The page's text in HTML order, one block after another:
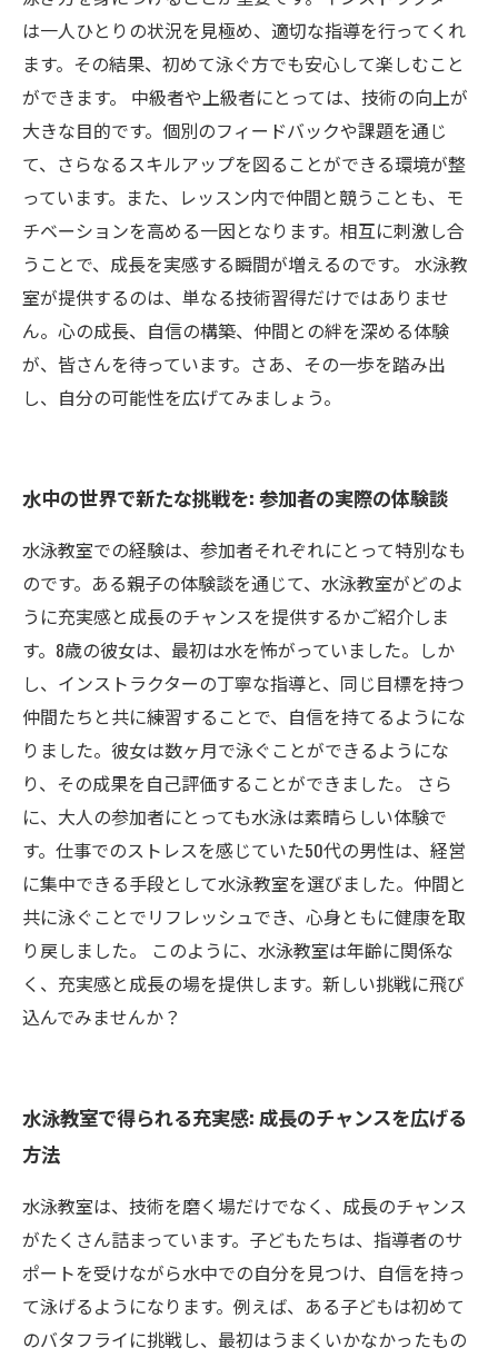
は一人ひとりの状況を見極め、適切な指導を行ってくれ
ます。その結果、初めて泳ぐ方でも安心して楽しむこと
ができます。 中級者や上級者にとっては、技術の向上が
大きな目的です。個別のフィードバックや課題を通じ
て、さらなるスキルアップを図ることができる環境が整
っています。また、レッスン内で仲間と競うことも、モ
チベーションを高める一因となります。相互に刺激し合
うことで、成長を実感する瞬間が増えるのです。 水泳教
室が提供するのは、単なる技術習得だけではありませ
ん。心の成長、自信の構築、仲間との絆を深める体験
が、皆さんを待っています。さあ、その一歩を踏み出
し、自分の可能性を広げてみましょう。
水中の世界で新たな挑戦を: 参加者の実際の体験談
水泳教室での経験は、参加者それぞれにとって特別なも
のです。ある親子の体験談を通じて、水泳教室がどのよ
うに充実感と成長のチャンスを提供するかご紹介しま
す。8歳の彼女は、最初は水を怖がっていました。しか
し、インストラクターの丁寧な指導と、同じ目標を持つ
仲間たちと共に練習することで、自信を持てるようにな
りました。彼女は数ヶ月で泳ぐことができるようにな
り、その成果を自己評価することができました。 さら
に、大人の参加者にとっても水泳は素晴らしい体験で
す。仕事でのストレスを感じていた50代の男性は、経営
に集中できる手段として水泳教室を選びました。仲間と
共に泳ぐことでリフレッシュでき、心身ともに健康を取
り戻しました。 このように、水泳教室は年齢に関係な
く、充実感と成長の場を提供します。新しい挑戦に飛び
込んでみませんか？
水泳教室で得られる充実感: 成長のチャンスを広げる
方法
水泳教室は、技術を磨く場だけでなく、成長のチャンス
がたくさん詰まっています。子どもたちは、指導者のサ
ポートを受けながら水中での自分を見つけ、自信を持っ
て泳げるようになります。例えば、ある子どもは初めて
のバタフライに挑戦し、最初はうまくいかなかったもの